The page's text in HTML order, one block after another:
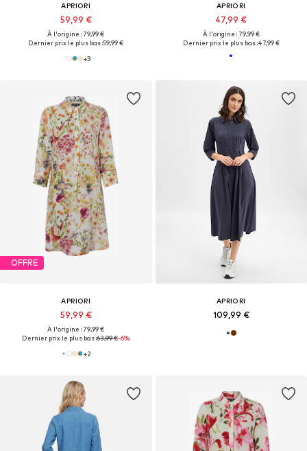
APRIORI
59,99 €
À l'origine : 79,99 €
Dernier prix le plus bas :59,99 €
+3
APRIORI
47,99 €
À l'origine : 79,99 €
Dernier prix le plus bas :47,99 €
OFFRE
APRIORI
59,99 €
À l'origine : 79,99 €
Dernier prix le plus bas :63,99 €-6%
+2
APRIORI
109,99 €